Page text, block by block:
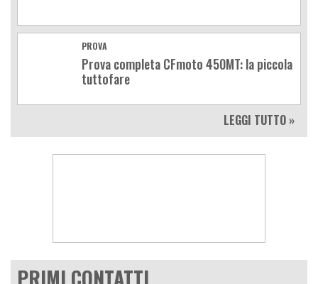
PROVA
Prova completa CFmoto 450MT: la piccola
tuttofare
LEGGI TUTTO »
PRIMI CONTATTI